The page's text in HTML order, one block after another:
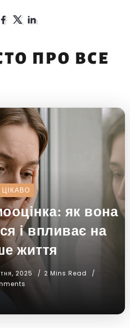
ЦІКАВО
як вона
і впливає на
життя
2025
2 Mins Read